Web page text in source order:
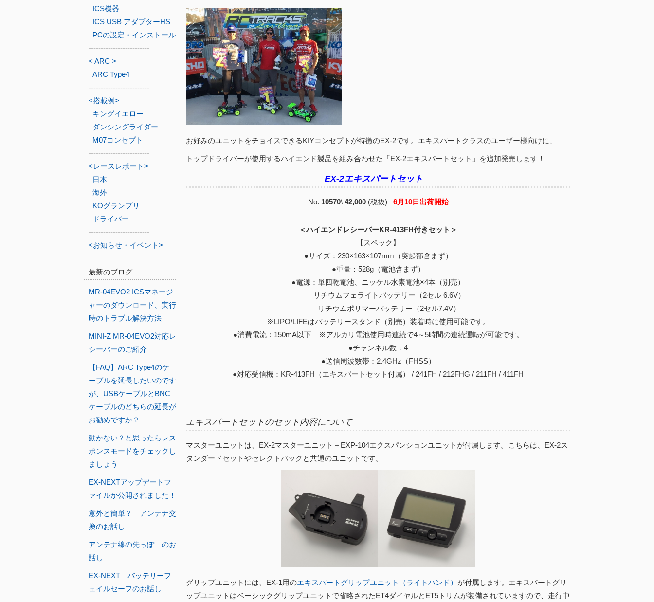
お好みのユニットをチョイスできるKIYコンセプトが特徴のEX-2です。エキスパートクラスのユーザー様向けに、
トップドライバーが使用するハイエンド製品を組み合わせた「EX-2エキスパートセット」を追加発売します！
EX-2エキスパートセット
No. 10570\ 42,000(税抜) 6月10日出荷開始
＜ハイエンドレシーバーKR-413FH付きセット＞
【スペック】
●サイズ：230×163×107mm（突起部含まず）
●重量：528g（電池含まず）
●電源：単四乾電池、ニッケル水素電池×4本（別売）
リチウムフェライトバッテリー（2セル 6.6V）
リチウムポリマーバッテリー（2セル7.4V）
※LIPO/LIFEはバッテリースタンド（別売）装着時に使用可能です。
●消費電流：150mA以下 ※アルカリ電池使用時連続で4～5時間の連続運転が可能です。
●チャンネル数：4
●送信周波数帯：2.4GHz（FHSS）
●対応受信機：KR-413FH（エキスパートセット付属） / 241FH / 212FHG / 211FH / 411FH
エキスパートセットのセット内容について
マスターユニットは、EX-2マスターユニット＋EXP-104エクスパンションユニットが付属します。こちらは、EX-2ス
タンダードセットやセレクトパックと共通のユニットです。
グリップユニットには、EX-1用のエキスパートグリップユニット（ライトハンド） が付属します。エキスパートグリ
ップユニットはベーシックグリップユニットで省略されたET4ダイヤルとET5トリムが装備されていますので、走行中
ICS機器
ICS USB アダプターHS
PCの設定・インストール
-------------------------
< ARC >
ARC Type4
-------------------------
<搭載例>
キングイエロー
ダンシングライダー
M07コンセプト
-------------------------
<レースレポート>
日本
海外
KOグランプリ
ドライバー
-------------------------
<お知らせ・イベント>
最新のブログ
MR-04EVO2 ICSマネージ
ャーのダウンロード、実行
時のトラブル解決方法
MINI-Z MR-04EVO2対応レ
シーバーのご紹介
【FAQ】ARC Type4のケ
ーブルを延長したいのです
が、USBケーブルとBNC
ケーブルのどちらの延長が
お勧めですか？
動かない？と思ったらレス
ポンスモードをチェックし
ましょう
EX-NEXTアップデートフ
ァイルが公開されました！
意外と簡単？ アンテナ交
換のお話し
アンテナ線の先っぽ のお
話し
EX-NEXT バッテリーフ
ェイルセーフのお話し